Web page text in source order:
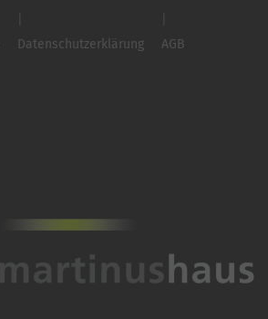
Datenschutzerklärung AGB